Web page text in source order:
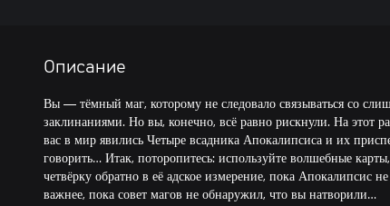
Описание
Вы — тёмный маг, которому не следовало связываться со
заклинаниями. Но вы, конечно, всё равно рискнули. На этот
вас в мир явились Четыре всадника Апокалипсиса и их
говорить… Итак, поторопитесь: используйте волшебные
четвёрку обратно в её адское измерение, пока Апокалипсис
важнее, пока совет магов не обнаружил, что вы натворили…